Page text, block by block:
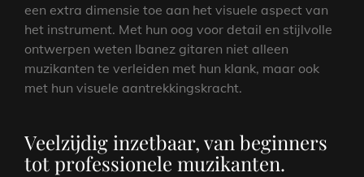
een extra dimensie toe aan het visuele aspect van
het instrument. Met hun oog voor detail en stijlvolle
ontwerpen weten Ibanez gitaren niet alleen
muzikanten te verleiden met hun klank, maar ook
met hun visuele aantrekkingskracht.
Veelzijdig inzetbaar, van beginners
tot professionele muzikanten.